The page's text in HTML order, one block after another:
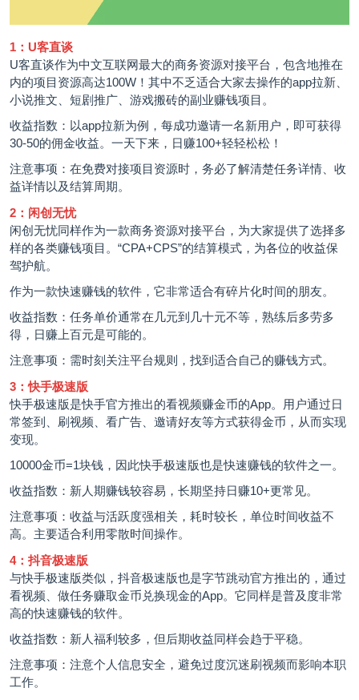
1：U客直谈
U客直谈作为中文互联网最大的商务资源对接平台，包含地推在
内的项目资源高达100W！其中不乏适合大家去操作的app拉新、
小说推文 、短剧推广、游戏搬砖的副业赚钱项目。
收益指数：以app拉新为例，每成功邀请一名新用户，即可获得
30-50的佣金收益。一天下来，日赚100+轻轻松松！
注意事项：在免费对接项目资源时，务必了解清楚任务详情、收
益详情以及结算周期。
2：闲创无忧
闲创无忧同样作为一款商务资源对接平台，为大家提供了选择多
样的各类赚钱项目。“CPA+CPS”的结算模式，为各位的收益保
驾护航。
作为一款快速赚钱的软件，它非常适合有碎片化时间的朋友。
收益指数：任务单价通常在几元到几十元不等，熟练后多劳多
得，日赚上百元是可能的。
注意事项：需时刻关注平台规则，找到适合自己的赚钱方式。
3：快手极速版
快手极速版是快手官方推出的看视频赚金币的App。用户通过日
常签到、刷视频、看广告、邀请好友等方式获得金币，从而实现
变现。
10000金币=1块钱，因此快手极速版也是快速赚钱的软件之一。
收益指数：新人期赚钱较容易，长期坚持日赚10+更常见。
注意事项：收益与活跃度强相关，耗时较长，单位时间收益不
高。主要适合利用零散时间操作。
4：抖音极速版
与快手极速版类似，抖音极速版也是字节跳动官方推出的，通过
看视频、做任务赚取金币兑换现金的App。它同样是普及度非常
高的快速赚钱的软件。
收益指数：新人福利较多，但后期收益同样会趋于平稳。
注意事项：注意个人信息安全，避免过度沉迷刷视频而影响本职
工作。